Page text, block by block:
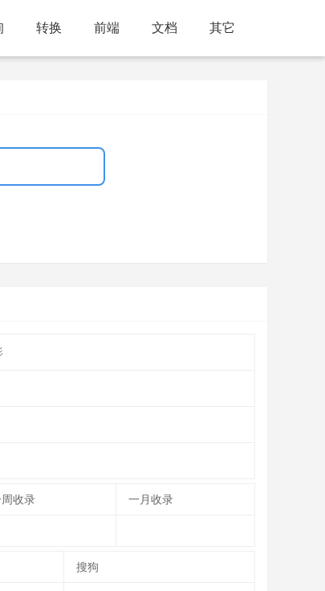
转换 前端 文档 其它
收录 一月收录
搜狗